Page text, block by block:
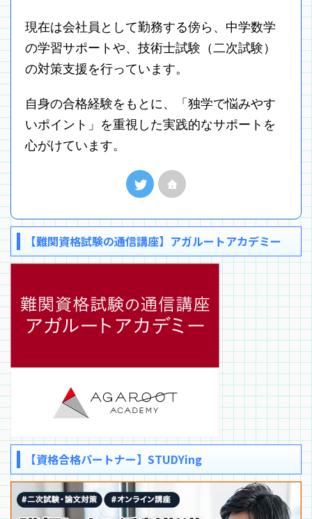
現在は会社員として勤務する傍ら、中学数学
の学習サポートや、技術士試験（二次試験）
の対策支援を行っています。
自身の合格経験をもとに、「独学で悩みやす
いポイント」を重視した実践的なサポートを
心がけています。
【難関資格試験の通信講座】アガルートアカデミー
【資格合格パートナー】STUDYing